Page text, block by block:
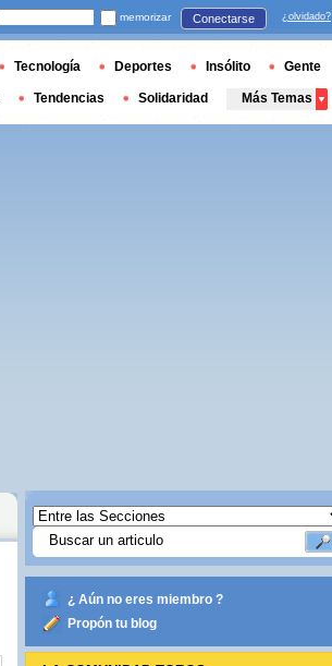
¿ Aún no eres miembro ?
Propón tu blog
memorizar Conectarse ¿olvidado?
Tecnología Deportes Insólito Gente
Tendencias Solidaridad Más Temas